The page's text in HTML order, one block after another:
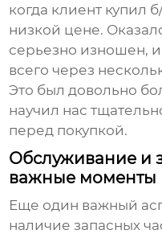
когда клиент купил
низкой цене.
серьезно изношен,
всего через
Это был довольно
научил нас
перед покупкой.
Обслуживание и
важные моменты
Еще один важный
наличие запасных